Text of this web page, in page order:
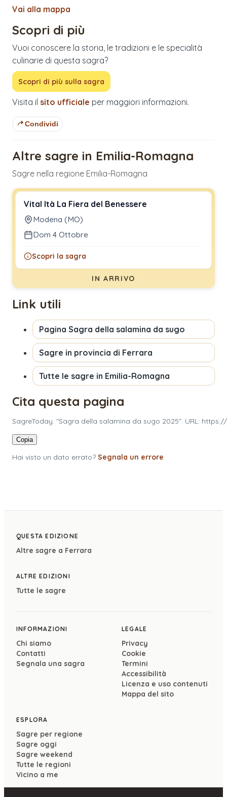
Vai alla mappa
Scopri di più
Vuoi conoscere la storia, le tradizioni e le specialità
culinarie di questa sagra?
Scopri di più sulla sagra
Visita il sito ufficiale per maggiori informazioni.
Condividi
Altre sagre in Emilia-Romagna
Sagre nella regione Emilia-Romagna
Vital Ità La Fiera del Benessere
Modena (MO)
Dom 4 Ottobre
Scopri la sagra
IN ARRIVO
Link utili
Pagina Sagra della salamina da sugo
Sagre in provincia di Ferrara
Tutte le sagre in Emilia-Romagna
Cita questa pagina
SagreToday. "Sagra della salamina da sugo 2025". URL:
Copia
Hai visto un dato errato? Segnala un errore
QUESTA EDIZIONE
Altre sagre a Ferrara
ALTRE EDIZIONI
Tutte le sagre
INFORMAZIONI
Chi siamo
Contatti
Segnala una sagra
LEGALE
Privacy
Cookie
Termini
Accessibilità
Licenza e uso contenuti
Mappa del sito
ESPLORA
Sagre per regione
Sagre oggi
Sagre weekend
Tutte le regioni
Vicino a me